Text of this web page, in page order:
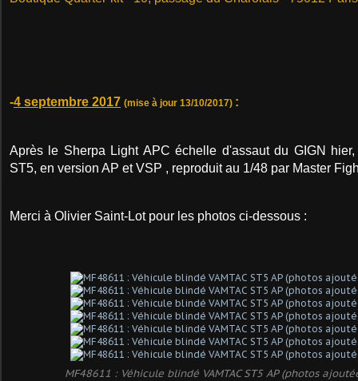
-4 septembre 2017 (mise à jour 13/10/2017) :
Après le Sherpa Light APC échelle d'assaut du GIGN
ST5, en version AP et VSP , reproduit au 1/48 par Master
Merci à Olivier Saint-Lot pour les photos ci-dessous :
MF48611 : Véhicule blindé VAMTAC ST5 AP (photos